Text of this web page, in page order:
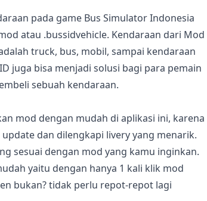
pada game Bus Simulator Indonesia
atau .bussidvehicle. Kendaraan dari Mod
truck, bus, mobil, sampai kendaraan
juga bisa menjadi solusi bagi para pemain
sebuah kendaraan.
mod dengan mudah di aplikasi ini, karena
dan dilengkapi livery yang menarik.
sesuai dengan mod yang kamu inginkan.
yaitu dengan hanya 1 kali klik mod
bukan? tidak perlu repot-repot lagi